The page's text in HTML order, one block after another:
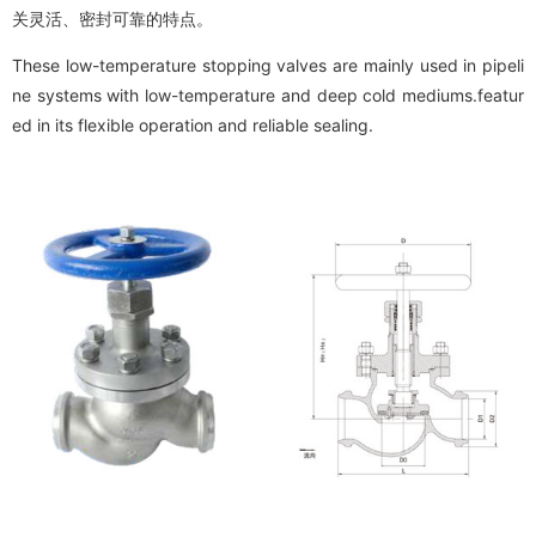
关灵活、密封可靠的特点。
These low-temperature stopping valves are mainly used in pipeli
ne systems with low-temperature and deep cold mediums.featur
ed in its flexible operation and reliable sealing.